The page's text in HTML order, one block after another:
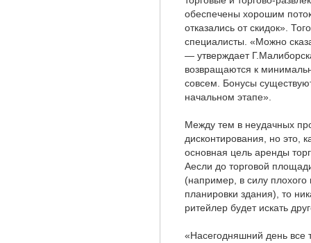
обеспечены хорошим
отказались от скидок».
специалисты. «Можно
— утверждает
возвращаются к
совсем. Бонусы
начальном этапе».
Между тем в неудачных
дисконтирования, но это,
основная цель аренды
Аесли до торговой
(например, в силу
планировки здания), то
ритейлер будет искать
«Насегодняшний день все